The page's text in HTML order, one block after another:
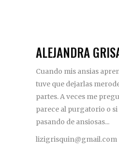
ALEJANDRA
Cuando mis ansias
tuve que dejarlas
partes. A veces me
parece al purgatorio o si
pasando de ansiosas...
lizigrisquin@gmail.com